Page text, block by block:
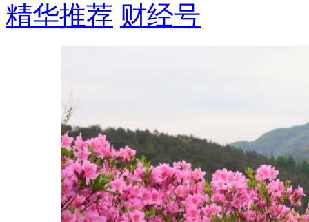
精华推荐 财经号